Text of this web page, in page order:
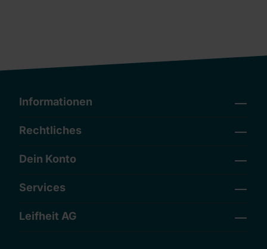
Informationen
Rechtliches
Dein Konto
Services
Leifheit AG